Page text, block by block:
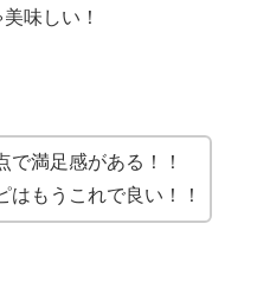
味しい！
で満足感がある！！
はもうこれで良い！！